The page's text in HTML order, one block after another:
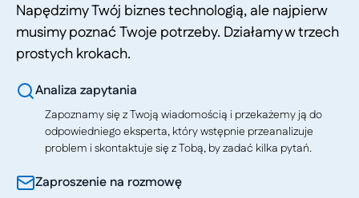
Napędzimy Twój biznes technologią, ale najpierw
musimy poznać Twoje potrzeby. Działamy w trzech
prostych krokach.
Analiza zapytania
Zapoznamy się z Twoją wiadomością i przekażemy ją do
odpowiedniego eksperta, który wstępnie przeanalizuje
problem i skontaktuje się z Tobą, by zadać kilka pytań.
Zaproszenie na rozmowę